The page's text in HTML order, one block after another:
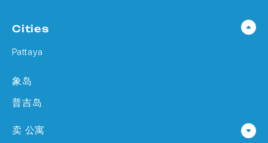
Cities
Pattaya
象岛
普吉岛
卖 公寓